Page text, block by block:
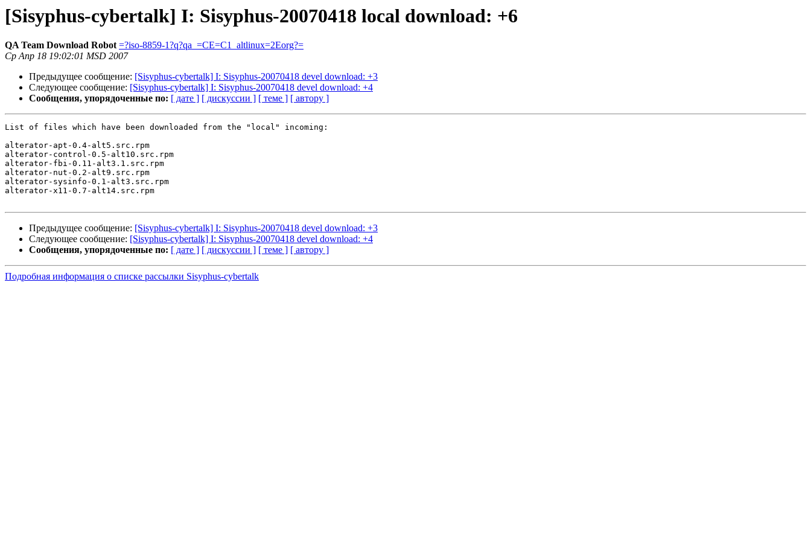
[Sisyphus-cybertalk] I: Sisyphus-20070418 local download: +6
QA Team Download Robot =?iso-8859-1?q?qa_=CE=C1_altlinux=2Eorg?=
Ср Апр 18 19:02:01 MSD 2007
Предыдущее сообщение: [Sisyphus-cybertalk] I: Sisyphus-20070418 devel download: +3
Следующее сообщение: [Sisyphus-cybertalk] I: Sisyphus-20070418 devel download: +4
Сообщения, упорядоченные по: [ дате ] [ дискуссии ] [ теме ] [ автору ]
List of files which have been downloaded from the "local" incoming:
alterator-apt-0.4-alt5.src.rpm
alterator-control-0.5-alt10.src.rpm
alterator-fbi-0.11-alt3.1.src.rpm
alterator-nut-0.2-alt9.src.rpm
alterator-sysinfo-0.1-alt3.src.rpm
alterator-x11-0.7-alt14.src.rpm
Предыдущее сообщение: [Sisyphus-cybertalk] I: Sisyphus-20070418 devel download: +3
Следующее сообщение: [Sisyphus-cybertalk] I: Sisyphus-20070418 devel download: +4
Сообщения, упорядоченные по: [ дате ] [ дискуссии ] [ теме ] [ автору ]
Подробная информация о списке рассылки Sisyphus-cybertalk